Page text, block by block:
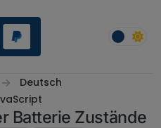
Deutsch
Batterie Zustände